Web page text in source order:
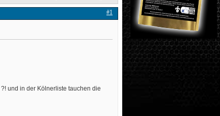
#1
und in der Kölnerliste tauchen die